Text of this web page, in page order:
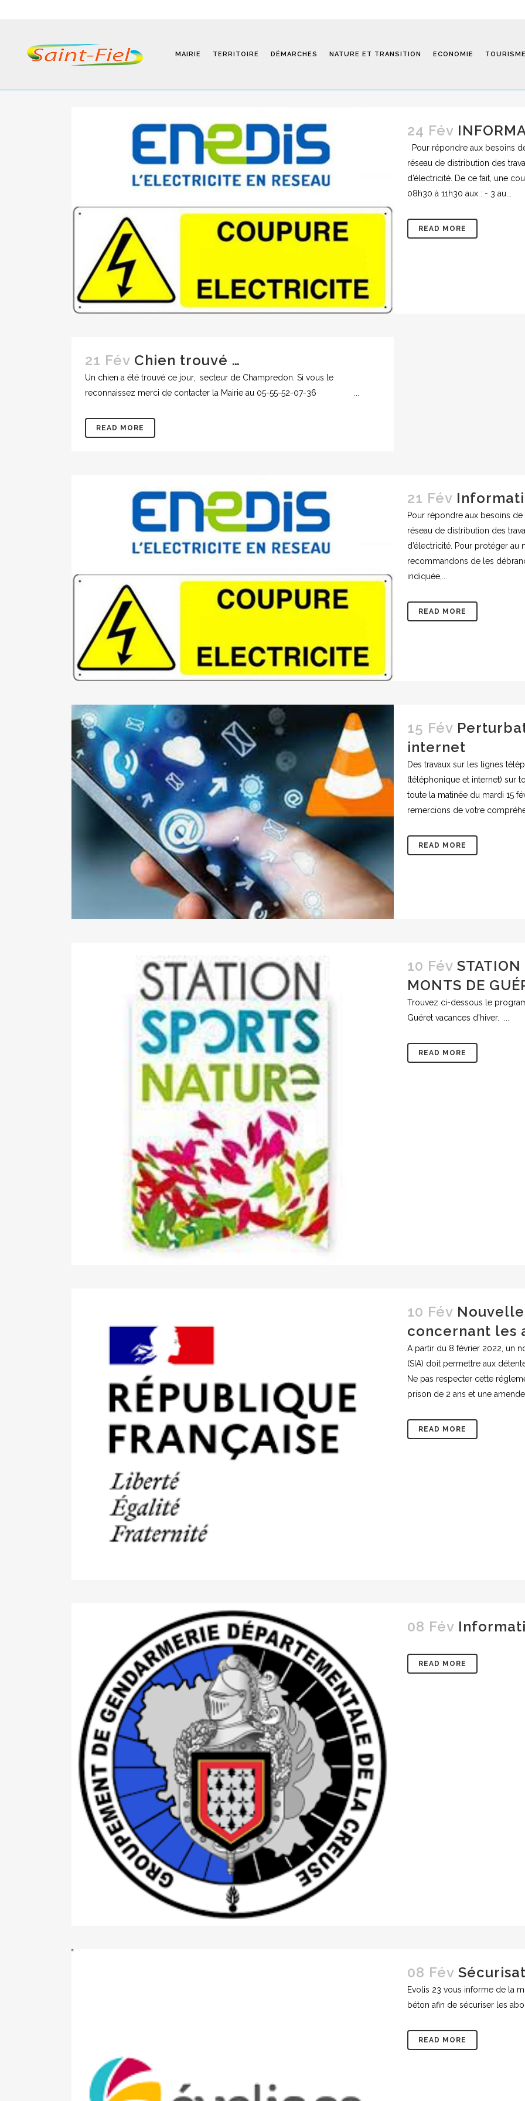
MAIRIE TERRITOIRE DÉMARCHES NATURE ET TRANSITION ECONOMIE TOURISME
Programmes
Séjours
READ MORE
24 Fév
Pour répondre aux besoins
réseau de distribution des
d’électricité. De ce fait, une
08h30 à 11h30 aux : - 3 au...
READ MORE
21 Fév Chien trouvé …
Un chien a été trouvé ce jour, secteur de Champredon. Si vous le
reconnaissez merci de contacter la Mairie au 05-55-52-07-36 ...
READ MORE
21 Fév
Pour répondre aux besoins
réseau de distribution des
d’électricité. Pour protéger au
recommandons de les
indiquée,...
READ MORE
15 Fév
internet
Des travaux sur les lignes
(téléphonique et internet) sur
toute la matinée du mardi 15
remercions de votre
READ MORE
10 Fév STATION
MONTS DE
Trouvez ci-dessous le
Guéret vacances d'hiver. ...
READ MORE
10 Fév
concernant les
A partir du 8 février 2022, un
(SIA) doit permettre aux
Ne pas respecter cette
prison de 2 ans et une amende
READ MORE
08 Fév
READ MORE
08 Fév
Evolis 23 vous informe de la
béton afin de sécuriser les
READ MORE